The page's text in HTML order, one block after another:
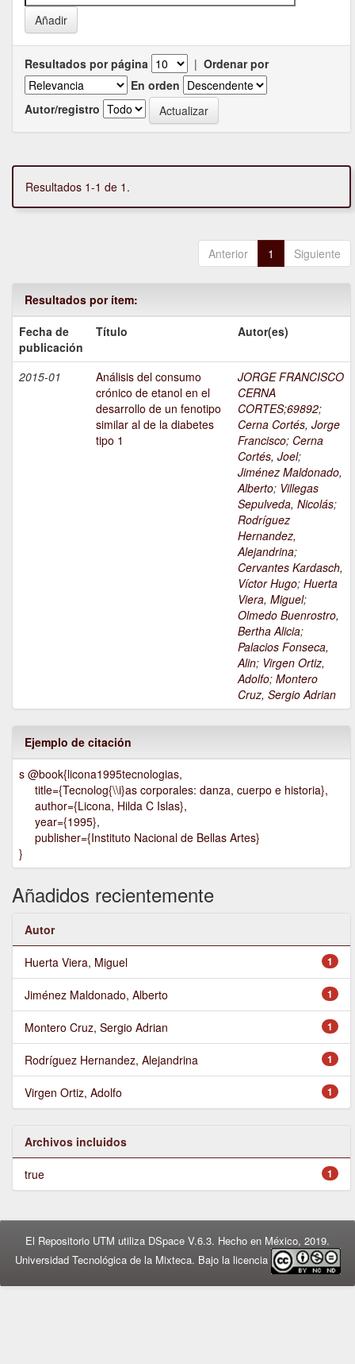
Resultados por página | Ordenar por
En orden
Autor/registro
Resultados 1-1 de 1.
Anterior 1 Siguiente
Resultados por ítem:
Fecha de
publicación
Título Autor(es)
2015-01
Análisis del consumo
crónico de etanol en el
desarrollo de un fenotipo
similar al de la diabetes
tipo 1
JORGE FRANCISCO
CERNA
CORTES;69892;
Cerna Cortés, Jorge
Francisco; Cerna
Cortés, Joel;
Jiménez Maldonado,
Alberto; Villegas
Sepulveda, Nicolás;
Rodríguez
Hernandez,
Alejandrina;
Cervantes Kardasch,
Víctor Hugo; Huerta
Viera, Miguel;
Olmedo Buenrostro,
Bertha Alicia;
Palacios Fonseca,
Alin; Virgen Ortiz,
Adolfo; Montero
Cruz, Sergio Adrian
Ejemplo de citación
s @book{licona1995tecnologias,
title={Tecnolog{\\i}as corporales: danza, cuerpo e historia},
author={Licona, Hilda C Islas},
year={1995},
publisher={Instituto Nacional de Bellas Artes}
}
Añadidos recientemente
Autor
1
Huerta Viera, Miguel
1
Jiménez Maldonado, Alberto
1
Montero Cruz, Sergio Adrian
1
Rodríguez Hernandez, Alejandrina
1
Virgen Ortiz, Adolfo
Archivos incluidos
1
true
El Repositorio UTM utiliza DSpace V.6.3. Hecho en México, 2019.
Universidad Tecnológica de la Mixteca. Bajo la licencia